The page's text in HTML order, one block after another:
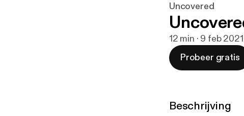
Uncovered
12 min · 9 feb 2021
Probeer gratis
Beschrijving